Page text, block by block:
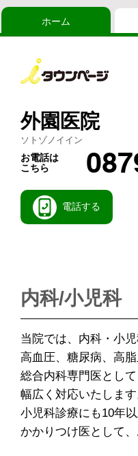
ホーム
外園医院
ソトゾノイイン
お電話は
こちら
電話する
内科/小児科
当院では、内科・小
高血圧、糖尿病、高
総合内科専門医とし
幅広く対応いたします
小児科診療にも10年
かかりつけ医として